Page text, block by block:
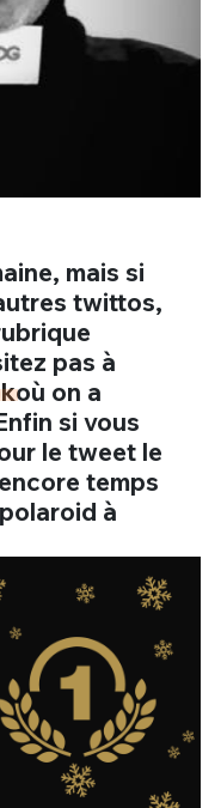
mais si
twittos,
pas à
où on a
si vous
le tweet le
temps
à